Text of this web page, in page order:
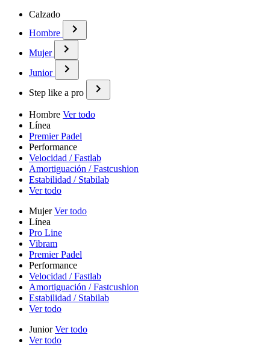
Calzado
Hombre
Mujer
Junior
Step like a pro
Hombre Ver todo
Línea
Premier Padel
Performance
Velocidad / Fastlab
Amortiguación / Fastcushion
Estabilidad / Stabilab
Ver todo
MujerVer todo
Línea
Pro Line
Vibram
Premier Padel
Performance
Velocidad / Fastlab
Amortiguación / Fastcushion
Estabilidad / Stabilab
Ver todo
JuniorVer todo
Ver todo